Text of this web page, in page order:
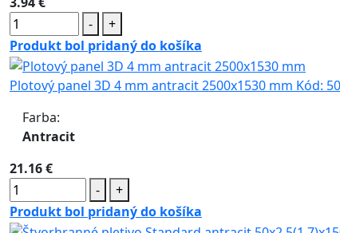
-
+
Produkt bol pridaný do košíka
Plotový panel 3D 4 mm antracit 2500x1530 mm Kód:
Farba:
Antracit
21.16 €
-
+
Produkt bol pridaný do košíka